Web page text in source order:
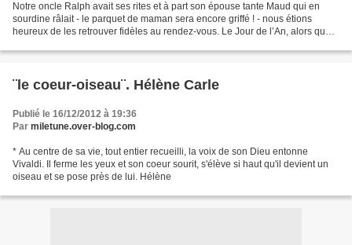
Notre oncle Ralph avait ses rites et à part son épouse tante Maud qui en
sourdine râlait - le parquet de maman sera encore griffé ! - nous étions
heureux de les retrouver fidèles au rendez-vous. Le Jour de l’An, alors que
¨le coeur-oiseau¨. Hélène Carle
Publié le 16/12/2012 à 19:36
Par miletune.over-blog.com
* Au centre de sa vie, tout entier recueilli, la voix de son Dieu entonne
Vivaldi. Il ferme les yeux et son coeur sourit, s'élève si haut qu'il devient un
oiseau et se pose près de lui. Hélène